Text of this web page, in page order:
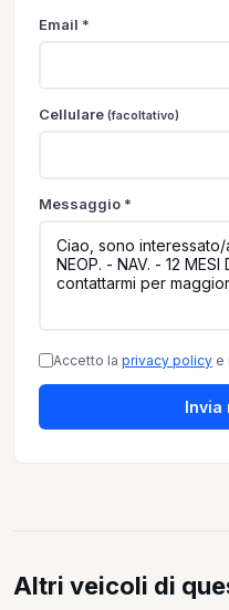
Email *
Cellulare (facoltativo)
Messaggio *
Accetto la privacy policy e
Invia
Altri veicoli di